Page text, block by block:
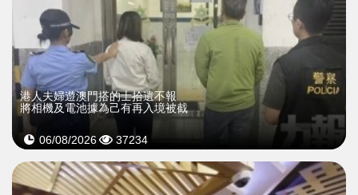
​港人夫婦遊澳門搭的士拾遺不報
將相機及電池據為己有再入境被截
06/08/2026 37234